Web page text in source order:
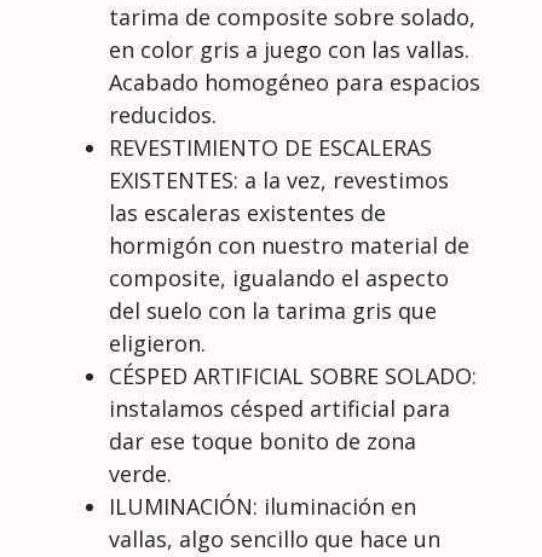
tarima de composite sobre solado,
en color gris a juego con las vallas.
Acabado homogéneo para espacios
reducidos.
REVESTIMIENTO DE ESCALERAS
EXISTENTES: a la vez, revestimos
las escaleras existentes de
hormigón con nuestro material de
composite, igualando el aspecto
del suelo con la tarima gris que
eligieron.
CÉSPED ARTIFICIAL SOBRE SOLADO:
instalamos césped artificial para
dar ese toque bonito de zona
verde.
ILUMINACIÓN: iluminación en
vallas, algo sencillo que hace un